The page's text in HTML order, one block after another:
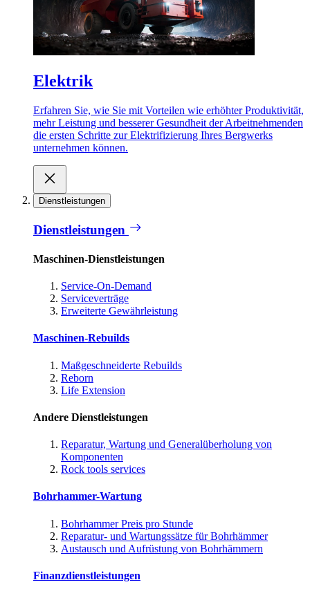
Elektrik
Erfahren Sie, wie Sie mit Vorteilen wie erhöhter Produktivität,
mehr Leistung und besserer Gesundheit der Arbeitnehmenden
die ersten Schritte zur Elektrifizierung Ihres Bergwerks
unternehmen können.
Dienstleistungen
Dienstleistungen
Maschinen-Dienstleistungen
Service-On-Demand
Serviceverträge
Erweiterte Gewährleistung
Maschinen-Rebuilds
Maßgeschneiderte Rebuilds
Reborn
Life Extension
Andere Dienstleistungen
Reparatur, Wartung und Generalüberholung von
Komponenten
Rock tools services
Bohrhammer-Wartung
Bohrhammer Preis pro Stunde
Reparatur- und Wartungssätze für Bohrhämmer
Austausch und Aufrüstung von Bohrhämmern
Finanzdienstleistungen